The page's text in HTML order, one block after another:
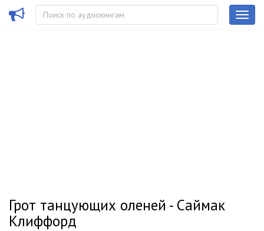
Грот танцующих оленей - Саймак
Клиффорд